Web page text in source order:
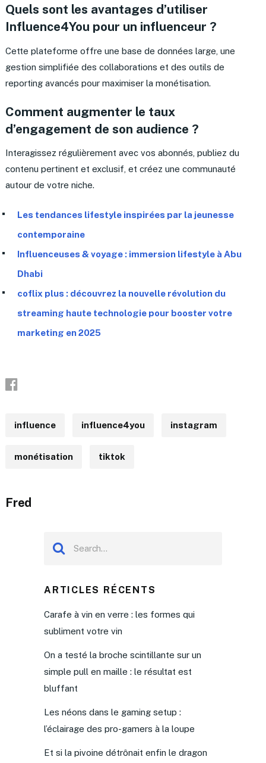
Quels sont les avantages d’utiliser
Influence4You pour un influenceur ?
Cette plateforme offre une base de données large, une
gestion simplifiée des collaborations et des outils de
reporting avancés pour maximiser la monétisation.
Comment augmenter le taux
d’engagement de son audience ?
Interagissez régulièrement avec vos abonnés, publiez du
contenu pertinent et exclusif, et créez une communauté
autour de votre niche.
Les tendances lifestyle inspirées par la jeunesse
contemporaine
Influenceuses & voyage : immersion lifestyle à Abu
Dhabi
coflix plus : découvrez la nouvelle révolution du
streaming haute technologie pour booster votre
marketing en 2025
influence influence4you instagram
monétisation tiktok
Fred
ARTICLES RÉCENTS
Carafe à vin en verre : les formes qui
subliment votre vin
On a testé la broche scintillante sur un
simple pull en maille : le résultat est
bluffant
Les néons dans le gaming setup :
l’éclairage des pro-gamers à la loupe
Et si la pivoine détrônait enfin le dragon